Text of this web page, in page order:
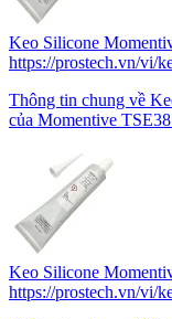
Keo Silicone
https://prostech.vn/vi/
Thông tin chung về
của Momentive
Keo Silicone
https://prostech.vn/vi/